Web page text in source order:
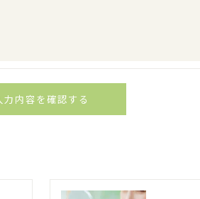
めさせて頂いております。
、お電話でお問合せ下さい。